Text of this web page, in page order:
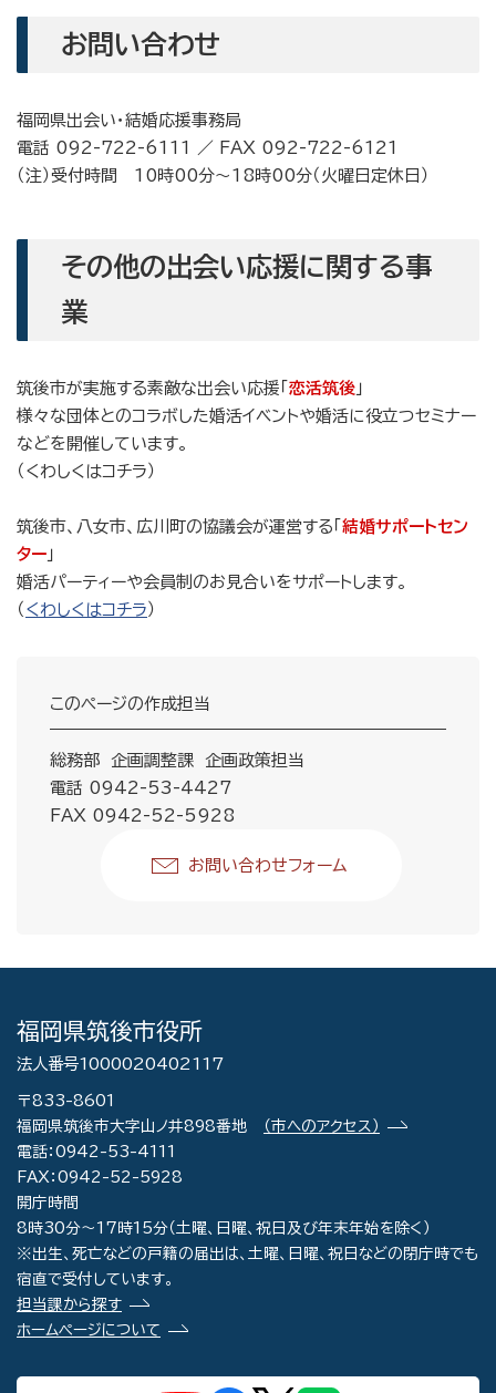
お問い合わせ
福岡県出会い・結婚応援事務局
電話 092-722-6111 ／ FAX 092-722-6121
（注）受付時間 10時00分～18時00分（火曜日定休日）
その他の出会い応援に関する事
業
筑後市が実施する素敵な出会い応援「 恋活筑後 」
様々な団体とのコラボした婚活イベントや婚活に役立つセミナー
などを開催しています。
（くわしくはコチラ）
筑後市、八女市、広川町の協議会が運営する「 結婚サポートセン
ター 」
婚活パーティーや会員制のお見合いをサポートします。
（ くわしくはコチラ ）
このページの作成担当
総務部 企画調整課 企画政策担当
電話 0942-53-4427
FAX 0942-52-5928
お問い合わせフォーム
福岡県筑後市役所
法人番号1000020402117
〒833-8601
福岡県筑後市大字山ノ井898番地
（市へのアクセス）
電話：0942-53-4111
FAX：0942-52-5928
開庁時間
8時30分～17時15分（土曜、日曜、祝日及び年末年始を除く）
※出生、死亡などの戸籍の届出は、土曜、日曜、祝日などの閉庁時でも
宿直で受付しています。
担当課から探す
ホームページについて